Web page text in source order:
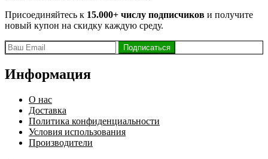
Присоединяйтесь к 15.000+ числу подписчиков и получите
новый купон на скидку каждую среду.
Информация
О нас
Доставка
Политика конфиденциальности
Условия использования
Производители